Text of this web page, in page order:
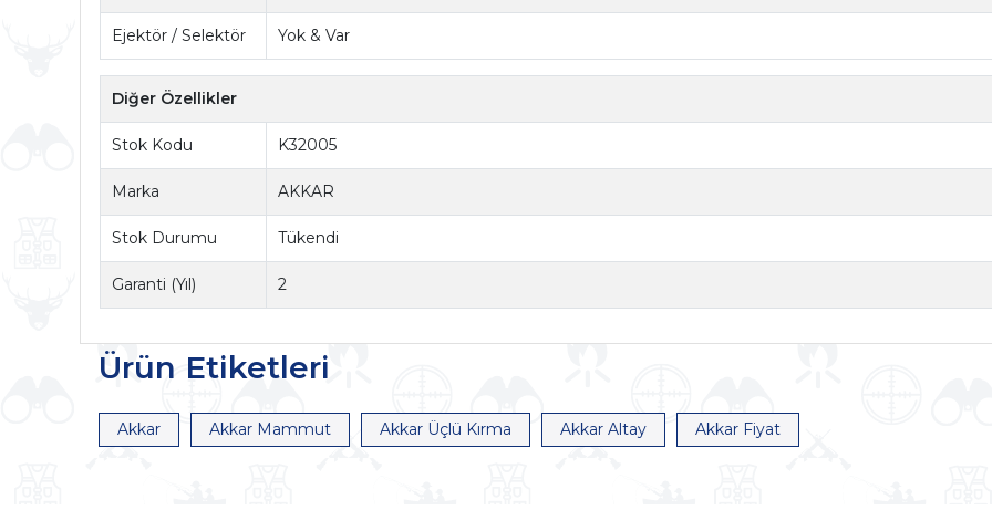
Ejektör / Selektör Yok & Var
Diğer Özellikler
Stok Kodu K32005
Marka AKKAR
Stok Durumu Tükendi
Garanti (Yıl) 2
Ürün Etiketleri
Akkar Akkar Mammut Akkar Üçlü Kırma Akkar Altay Akkar Fiyat